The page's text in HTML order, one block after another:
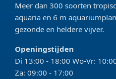
Meer dan 300 soorten
aquaria en 6 m
gezonde en heldere vijver.
Openingstijden
Di 13:00 - 18:00 Wo-Vr:
Za: 09:00 - 17:00